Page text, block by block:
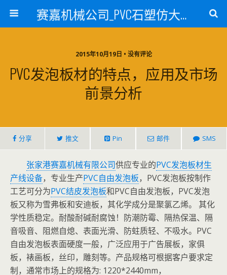
赛嘉机械公司_PVC石塑仿大理石线条生产线_PVC仿大理石板材生产设备_PVC门窗型材生产设备_PVC扣板设备_PVC/WPC发泡板材生产线_PVC波浪瓦生产设备_地毯覆膜TPR TPE设备_TPR鞋边条生产设备_PVC封边条卡条生产设备_PVC造料设备_PVC PE PP管材生产线_混合机
2015年10月19日 • 没有评论
PVC发泡板材的特点，应用及市场
前景分析
分享 推文 Pin 邮件 SMS
张家港赛嘉机械有限公司供应专业的PVC发泡板材生
产线设备，专业生产PVC自由发泡板，PVC发泡板按制作
工艺可分为PVC结皮发泡板和PVC自由发泡板，PVC发泡
板又称为雪弗板和安迪板，其化学成分是聚氯乙烯。 其化
学性质稳定。耐酸耐碱耐腐蚀！防潮防霉、隔热保温、隔
音吸音、阻燃自熄、表面光滑、防蛀质轻、不吸水。PVC
自由发泡板表面硬度一般，广泛应用于广告展板，家俱
板，裱画板，丝印，雕刻等。产品规格可根据客户要求定
制，通常市场上的规格为: 1220*2440mm，